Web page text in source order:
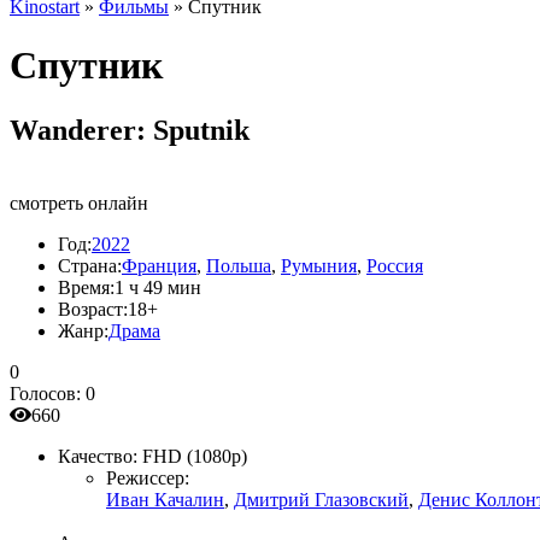
Kinostart » Фильмы » Спутник
Спутник
Wanderer: Sputnik
смотреть онлайн
Год:2022
Страна:Франция, Польша, Румыния, Россия
Время:1 ч 49 мин
Возраст:18+
Жанр:Драма
0
Голосов: 0
660
Качество: FHD (1080p)
Режиссер:
Иван Качалин, Дмитрий Глазовский, Денис